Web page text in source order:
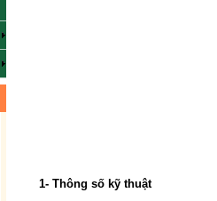
1- Thông số kỹ thuật